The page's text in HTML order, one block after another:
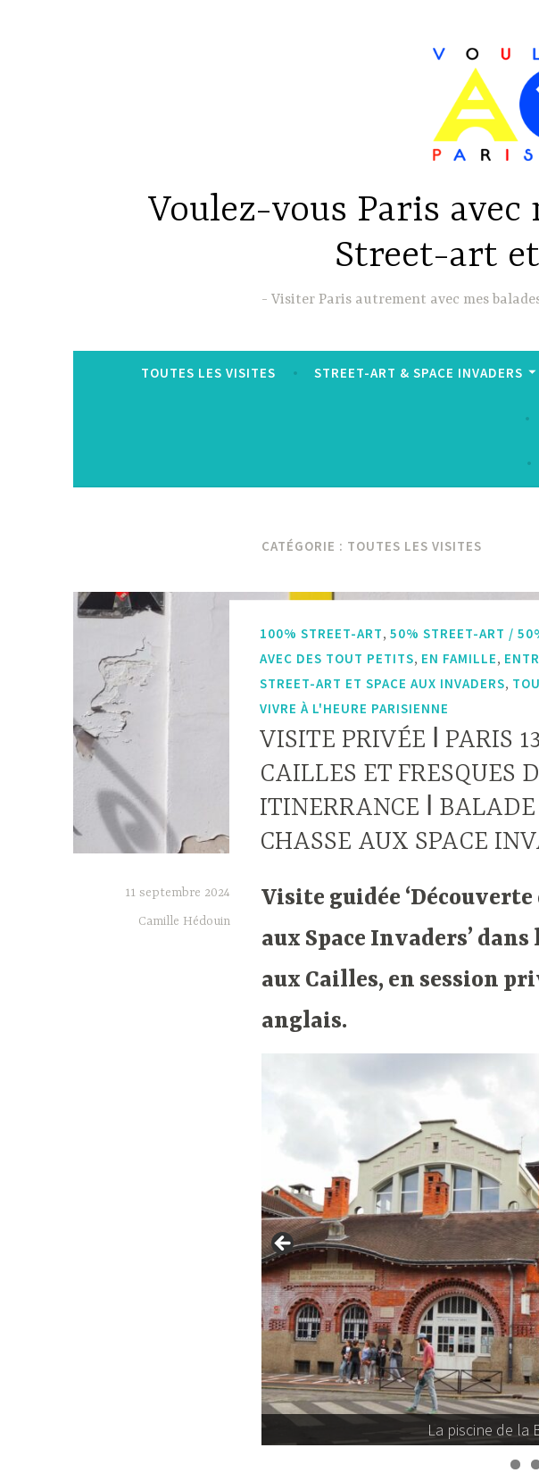
Voulez-vous Paris avec
Street-art
Visiter Paris autrement avec mes
TOUTES LES VISITES STREET-ART & SPACE INVADERS
CATÉGORIE : TOUTES LES VISITES
100% STREET-ART,50% STREET-ART /
AVEC DES TOUT PETITS, EN FAMILLE,
STREET-ART ET SPACE AUX INVADERS,
VIVRE À L'HEURE PARISIENNE
VISITE PRIVÉE ǀ PARIS
CAILLES ET FRESQUES
ITINERRANCE ǀ
CHASSE AUX SPACE
11 septembre 2024
Camille Hédouin
Visite guidée
aux Space Invaders’
aux Cailles, en session
anglais.
La piscine de la Butte aux Cailles